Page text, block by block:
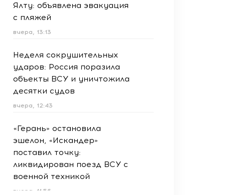
Ялту: объявлена эвакуация
с пляжей
вчера, 13:13
Неделя сокрушительных
ударов: Россия поразила
объекты ВСУ и уничтожила
десятки судов
вчера, 12:43
«Герань» остановила
эшелон, «Искандер»
поставил точку:
ликвидирован поезд ВСУ с
военной техникой
вчера, 11:56